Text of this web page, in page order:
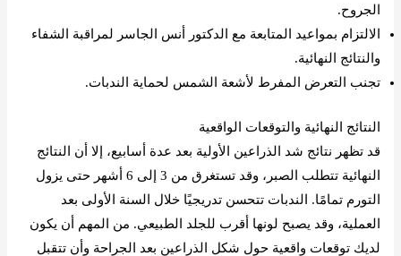
الجروح.
الالتزام بمواعيد المتابعة مع الدكتور أنس الجاسر لمراقبة الشفاء
والنتائج النهائية.
تجنب التعرض المفرط لأشعة الشمس لحماية الندبات.
النتائج النهائية والتوقعات الواقعية
قد تظهر نتائج شد الذراعين الأولية بعد عدة أسابيع، إلا أن النتائج
النهائية تتطلب الصبر، وقد تستغرق من 3 إلى 6 أشهر حتى يزول
التورم تمامًا. الندبات تتحسن تدريجيًا خلال السنة الأولى بعد
العملية، وقد يصبح لونها أقرب للجلد الطبيعي. من المهم أن يكون
لديك توقعات واقعية حول شكل الذراعين بعد الجراحة وأن تتقبل